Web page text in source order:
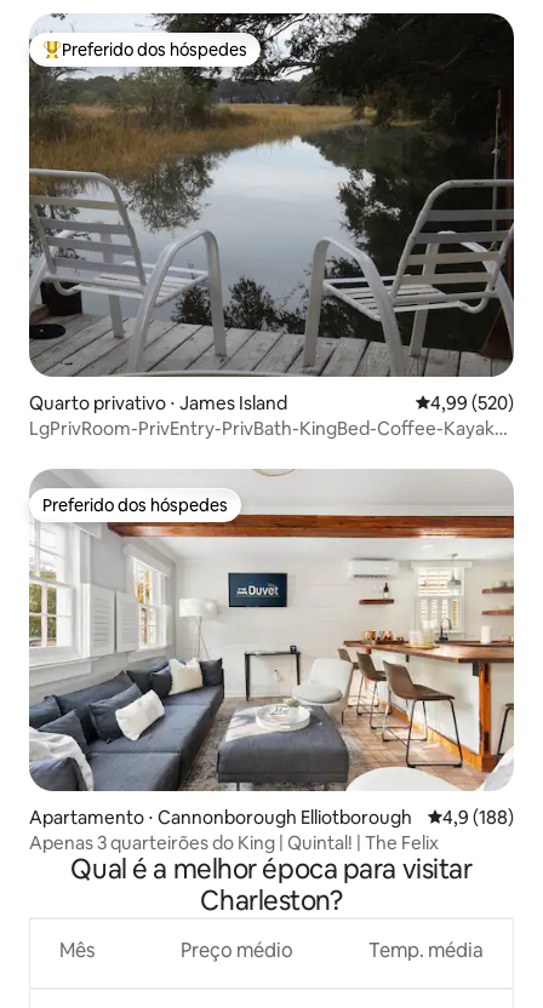
Entre os melhores preferidos dos hóspedes
Preferido dos hóspedes
Quarto privativo ⋅ James Island 4,99 de uma
4,99 (520)
LgPrivRoom-PrivEntry-PrivBath-KingBed-Coffee-Kayak-
Preferido dos hóspedes
Preferido dos hóspedes
Apartamento ⋅ Cannonborough Elliotborough 4,9 de uma
4,9 (188)
Apenas 3 quarteirões do King | Quintal! | The Felix
Qual é a melhor época para visitar
Charleston?
Mês Preço médio Temp. média